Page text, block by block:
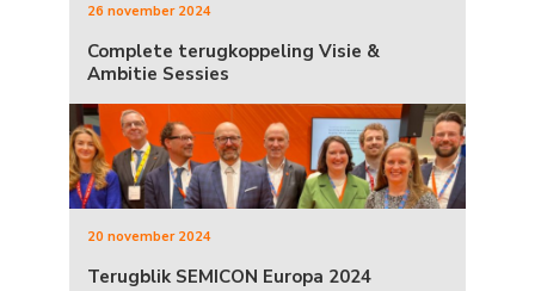
26 november 2024
Complete terugkoppeling Visie &
Ambitie Sessies
20 november 2024
Terugblik SEMICON Europa 2024